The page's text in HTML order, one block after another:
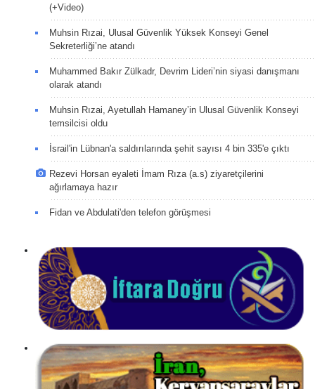
(+Video)
Muhsin Rızai, Ulusal Güvenlik Yüksek Konseyi Genel
Sekreterliği’ne atandı
Muhammed Bakır Zülkadr, Devrim Lideri’nin siyasi danışmanı
olarak atandı
Muhsin Rızai, Ayetullah Hamaney’in Ulusal Güvenlik Konseyi
temsilcisi oldu
İsrail'in Lübnan'a saldırılarında şehit sayısı 4 bin 335'e çıktı
Rezevi Horsan eyaleti İmam Rıza (a.s) ziyaretçilerini
ağırlamaya hazır
Fidan ve Abdulati'den telefon görüşmesi